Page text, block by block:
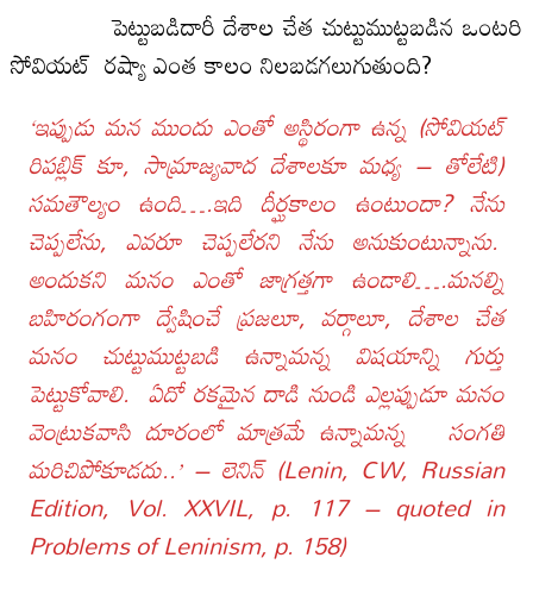
పెట్టుబడిదారీ దేశాల చేత చుట్టుముట్టబడిన ఒంటరి
సోవియట్ రష్యా ఎంత కాలం నిలబడగలుగుతుంది?
‘ఇప్పుడు మన ముందు ఎంతో అస్థిరంగా ఉన్న (సోవియట్
రిపబ్లిక్ కూ, సామ్రాజ్యవాద దేశాలకూ మధ్య – తోలేటి)
సమతౌల్యం ఉంది….ఇది దీర్ఘకాలం ఉంటుందా? నేను
చెప్పలేను, ఎవరూ చెప్పలేరని నేను అనుకుంటున్నాను.
అందుకని మనం ఎంతో జాగ్రత్తగా ఉండాలి….మనల్ని
బహిరంగంగా ద్వేషించే ప్రజలూ, వర్గాలూ, దేశాల చేత
మనం చుట్టుముట్టబడి ఉన్నామన్న విషయాన్ని గుర్తు
పెట్టుకోవాలి. ఏదో రకమైన దాడి నుండి ఎల్లప్పుడూ మనం
వెంట్రుకవాసి దూరంలో మాత్రమే ఉన్నామన్న సంగతి
మరిచిపోకూడదు..’ – లెనిన్ (Lenin, CW, Russian
Edition, Vol. XXVIL, p. 117 – quoted in
Problems of Leninism, p. 158)